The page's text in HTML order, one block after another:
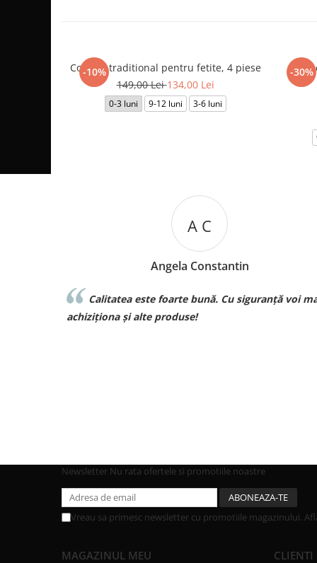
-10%
Costum traditional pentru fetite, 4 piese
149,00 Lei134,00 Lei
0-3 luni 9-12 luni 3-6 luni
-30%
Angela Constantin
Calitatea este foarte bună. Cu siguranță voi mai
și alte produse!
Sunt
Newsletter Nu rata ofertele si promotiile noastre
Vreau sa primesc newsletter cu promotiile magazinului.
MAGAZINUL MEU CLIENTI